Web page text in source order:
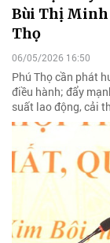
Bùi Thị
Thọ
06/05/2026 16:50
Phú Thọ cần phát
điều hành; đẩy
suất lao động, cải